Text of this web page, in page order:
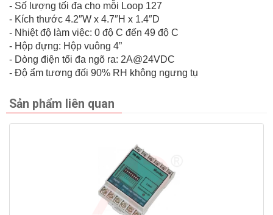
- Số lượng tối đa cho mỗi Loop 127
- Kích thước 4.2″W x 4.7″H x 1.4″D
- Nhiệt độ làm việc: 0 độ C đến 49 độ C
- Hộp đựng: Hộp vuông 4”
- Dòng điện tối đa ngõ ra: 2A@24VDC
- Độ ẩm tương đối 90% RH không ngưng tụ
Sản phẩm liên quan